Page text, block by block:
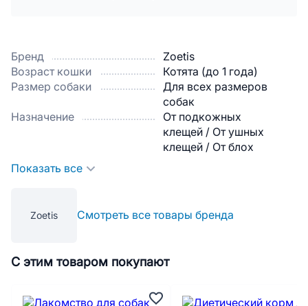
Бренд
Zoetis
Возраст кошки
Котята (до 1 года)
Размер собаки
Для всех размеров
собак
Назначение
От подкожных
клещей / От ушных
клещей / От блох
Показать все
Zoetis Смотреть все товары бренда
С этим товаром покупают